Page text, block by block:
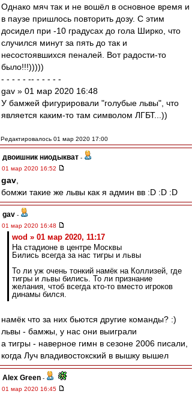
Однако мяч так и не вошёл в основное время и
в паузе пришлось повторить дозу. С этим
досидел при -10 градусах до гола Ширко, что
случился минут за пять до так и
несостоявшихся пеналей. Вот радости-то
было!!!)))))
- - - - - -- - - - - -
gav » 01 мар 2020 16:48
У бамжей фигурировали "голубые львы", что
является каким-то там символом ЛГБТ...))
Редактировалось 01 мар 2020 17:00
двоишник ниодыкват -
01 мар 2020 16:52
gav
бомжи такие же львы как я админ вв :D :D :D
gav -
01 мар 2020 16:48
wod » 01 мар 2020, 11:17
На стадионе в центре Москвы
Бились всегда за нас тигры и львы
То ли уж очень тонкий намёк на Коллизей, где
тигры и львы бились. То ли признание
желания, чтоб всегда кто-то вместо игроков
динамы бился.
намёк что за них бьются другие команды? :)
львы - бамжы, у нас они выиграли
а тигры - наверное гимн в сезоне 2006 писали,
когда Луч владивостокский в вышку вышел
Alex Green -
01 мар 2020 16:45